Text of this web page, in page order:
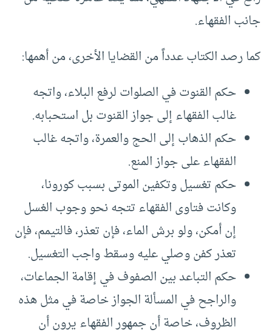
جانب الفقهاء.
كما رصد الكتاب عدداً من القضايا الأخرى، من أهمها:
حكم القنوت في الصلوات لرفع البلاء، واتجه
غالب الفقهاء إلى جواز القنوت بل استحبابه.
حكم الذهاب إلى الحج والعمرة، واتجه غالب
الفقهاء على جواز المنع.
حكم تغسيل وتكفين الموتى بسبب كورونا،
وكانت فتاوى الفقهاء تتجه نحو وجوب الغسل
إن أمكن، ولو برش الماء، فإن تعذر، فالتيمم، فإن
تعذر كفن وصلي عليه وسقط واجب التغسيل.
حكم التباعد بين الصفوف في إقامة الجماعات،
والراجح في المسألة الجواز خاصة في مثل هذه
الظروف، خاصة أن جمهور الفقهاء يرون أن